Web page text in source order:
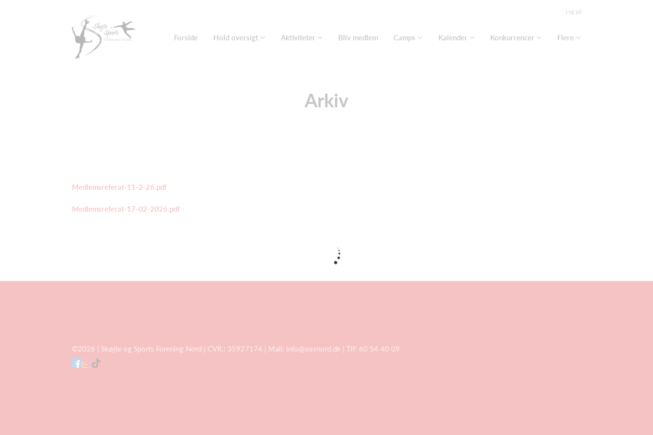
Log på
Forside Hold oversigt Aktiviteter Bliv medlem Camps Kalender Konkurrencer Flere
Arkiv
Medlemsreferat-11-2-26.pdf
Medlemsreferat-17-02-2026.pdf
©2026 | Skøjte og Sports Forening Nord | CVR.: 35927174 | Mail: info@sosnord.dk | Tlf: 60 54 40 09